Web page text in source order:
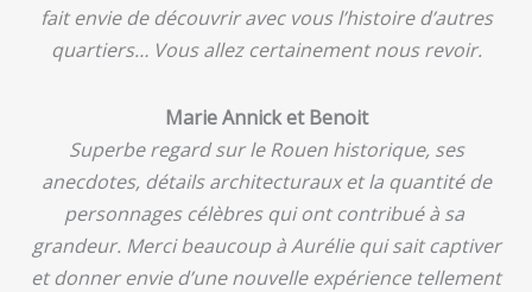
fait envie de découvrir avec vous l’histoire d’autres
quartiers… Vous allez certainement nous revoir.
Marie Annick et Benoit
Superbe regard sur le Rouen historique, ses
anecdotes, détails architecturaux et la quantité de
personnages célèbres qui ont contribué à sa
grandeur. Merci beaucoup à Aurélie qui sait captiver
et donner envie d’une nouvelle expérience tellement